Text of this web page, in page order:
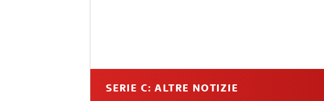
SERIE C: ALTRE NOTIZIE